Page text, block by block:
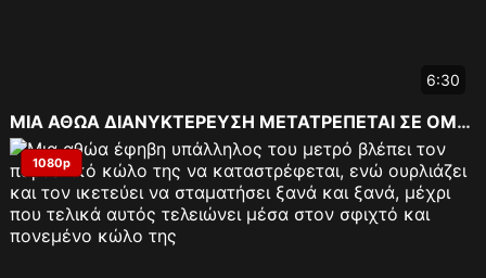
6:30
ΜΙΑ ΑΘΩΑ ΔΙΑΝΥΚΤΕΡΕΥΣΗ ΜΕΤΑΤΡΕΠΕΤΑΙ ΣΕ ΟΜΑ...
1080p